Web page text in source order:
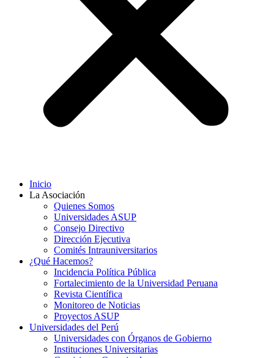
Inicio
La Asociación
Quienes Somos
Universidades ASUP
Consejo Directivo
Dirección Ejecutiva
Comités Intrauniversitarios
¿Qué Hacemos?
Incidencia Política Pública
Fortalecimiento de la Universidad Peruana
Revista Científica
Monitoreo de Noticias
Proyectos ASUP
Universidades del Perú
Universidades con Órganos de Gobierno
Instituciones Universitarias